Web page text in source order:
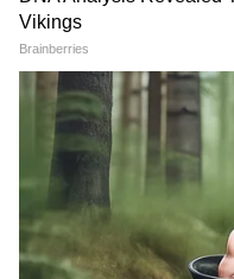
'रेखा बहुत मोटी थीं लेकिन जब...' -
रेखा के जीजा तेज सप्रू ने बताए
सीक्रेट, कैसे सौतेली बहन से कराई
शादी